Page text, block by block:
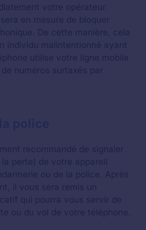
votre opérateur.
en mesure de bloquer
De cette manière, cela
individu malintentionné ayant
utilise votre ligne mobile
numéros surtaxés par
recommandé de signaler
perte) de votre appareil
ou de la police. Après
il vous sera remis un
qui pourra vous servir de
ou du vol de votre téléphone.